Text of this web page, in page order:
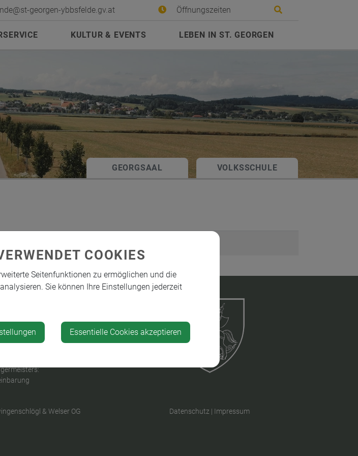
georgen-ybbsfelde.gv.at Öffnungszeiten
KULTUR & EVENTS LEBEN IN ST. GEORGEN
GEORGSAAL VOLKSSCHULE
Uhr
& Welser OG Datenschutz | Impressum
COOKIES
Seitenfunktionen zu ermöglichen und die
Sie können Ihre Einstellungen jederzeit
Essentielle Cookies akzeptieren